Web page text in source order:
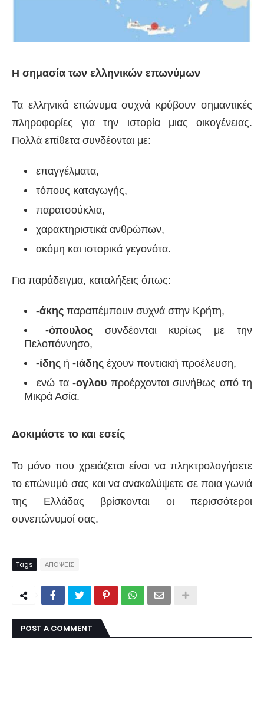
Η σημασία των ελληνικών επωνύμων
Τα ελληνικά επώνυμα συχνά κρύβουν σημαντικές
πληροφορίες για την ιστορία μιας οικογένειας.
Πολλά επίθετα συνδέονται με:
επαγγέλματα,
τόπους καταγωγής,
παρατσούκλια,
χαρακτηριστικά ανθρώπων,
ακόμη και ιστορικά γεγονότα.
Για παράδειγμα, καταλήξεις όπως:
-άκης παραπέμπουν συχνά στην Κρήτη,
-όπουλοςσυνδέονται κυρίως με την
Πελοπόννησο,
-ίδης ή -ιάδης έχουν ποντιακή προέλευση,
ενώ τα-ογλου προέρχονται συνήθως από τη
Μικρά Ασία.
Δοκιμάστε το και εσείς
Το μόνο που χρειάζεται είναι να πληκτρολογήσετε
το επώνυμό σας και να ανακαλύψετε σε ποια γωνιά
της Ελλάδας βρίσκονται οι περισσότεροι
συνεπώνυμοί σας.
Tags ΑΠΟΨΕΙΣ
POST A COMMENT